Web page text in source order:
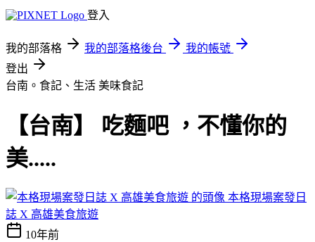
登入
我的部落格 我的部落格後台
我的帳號
登出
台南。食記、生活 美味食記
【台南】 吃麵吧 ，不懂你的
美.....
本格現場案發日
誌 X 高雄美食旅遊
10年前